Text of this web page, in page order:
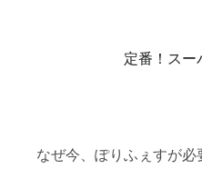
定番！スー
なぜ今、ぽりふぇすが必